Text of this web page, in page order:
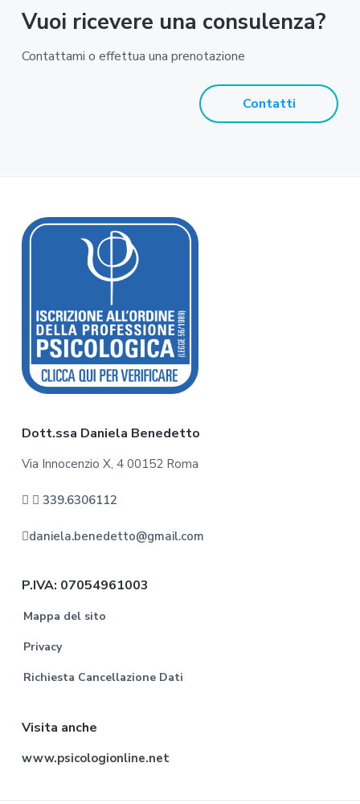
Vuoi ricevere una consulenza?
Contattami o effettua una prenotazione
Contatti
Dott.ssa Daniela Benedetto
Via Innocenzio X, 4 00152 Roma
339.6306112
daniela.benedetto@gmail.com
P.IVA: 07054961003
Mappa del sito
Privacy
Richiesta Cancellazione Dati
Visita anche
www.psicologionline.net